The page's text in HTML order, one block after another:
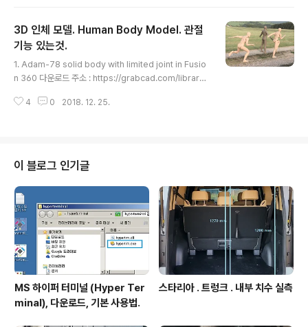
w.remix3d.com/ Remix 3D See this 3D content,
and more like it, in the Remix 3D community! ww
S사것처럼 품질이 그닥.. 주소 : https://poly.google.co
m/ Poly 3D 세계를 탐험해..
3D 인체 모델. Human Body Model. 관절
기능 있는것.
1. Adam-78 solid body with limited joint in Fusio
n 360 다운로드 주소 : https://grabcad.com/library/
on-360-1 2. Jarde Dummy with Joint - Human b
Jarde Dummy 정적 모델 을 기반으로 조인트 기능 추가
된것. ) 연관 관절 인형 (실물 모형을 손으로 잡고 이것저것
자세 변경 해볼 때 유용) 인체 ..
4 0 2018. 12. 25.
이 블로그 인기글
MS 하이퍼 터미널 (Hyper Ter
minal), 다운로드, 기본 사용법.
스타리아 . 트렁크 . 내부 치수 실측